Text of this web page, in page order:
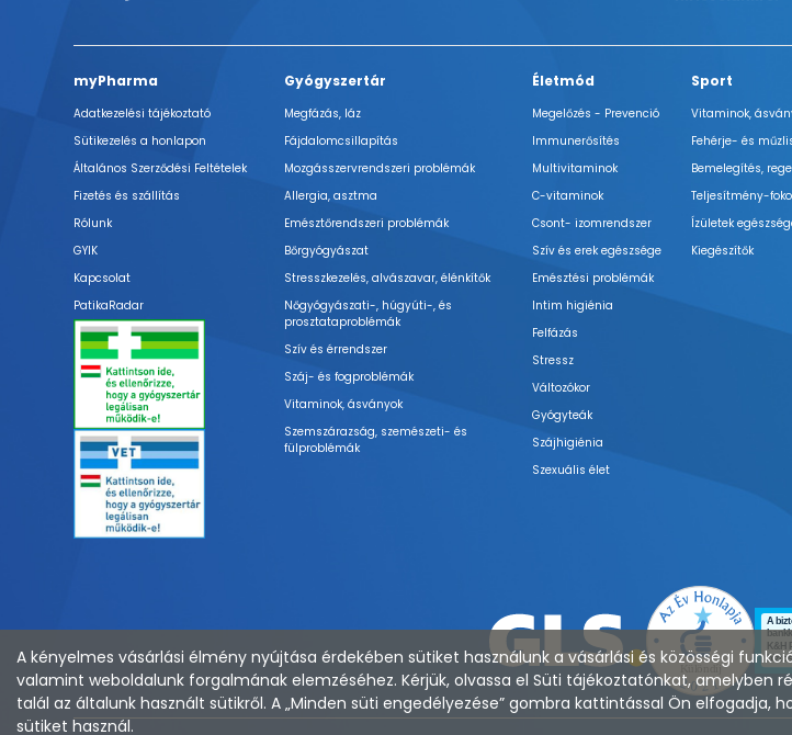
myPharma
Adatkezelési tájékoztató
Sütikezelés a honlapon
Általános Szerződési Feltételek
Fizetés és szállítás
Rólunk
GYIK
Kapcsolat
PatikaRadar
Gyógyszertár
Megfázás, láz
Fájdalomcsillapítás
Mozgásszervrendszeri problémák
Allergia, asztma
Emésztőrendszeri problémák
Bőrgyógyászat
Stresszkezelés, alvászavar, élénkítők
Nőgyógyászati-, húgyúti-, és
prosztataproblémák
Szív és érrendszer
Száj- és fogproblémák
Vitaminok, ásványok
Szemszárazság, szemészeti- és
fülproblémák
Életmód
Megelőzés - Prevenció
Immunerősítés
Multivitaminok
C-vitaminok
Csont- izomrendszer
Szív és erek egészsége
Emésztési problémák
Intim higiénia
Felfázás
Stressz
Változókor
Gyógyteák
Szájhigiénia
Szexuális élet
Sport
Vitaminok,
Fehérje- és
Bemelegítés,
Teljesítmény-
Ízületek
Kiegészítők
A kényelmes vásárlási élmény nyújtása érdekében sütiket használunk a vásárlási és közösségi
valamint weboldalunk forgalmának elemzéséhez. Kérjük, olvassa el Süti tájékoztatónkat, amelyben
talál az általunk használt sütikről. A „Minden süti engedélyezése” gombra kattintással Ön elfogadja,
sütiket használ.